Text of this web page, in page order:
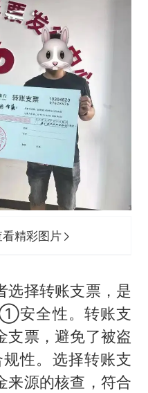
精彩图片
选择转账支票，是
安全性。转账支
支票，避免了被盗
性。选择转账支
来源的核查，符合